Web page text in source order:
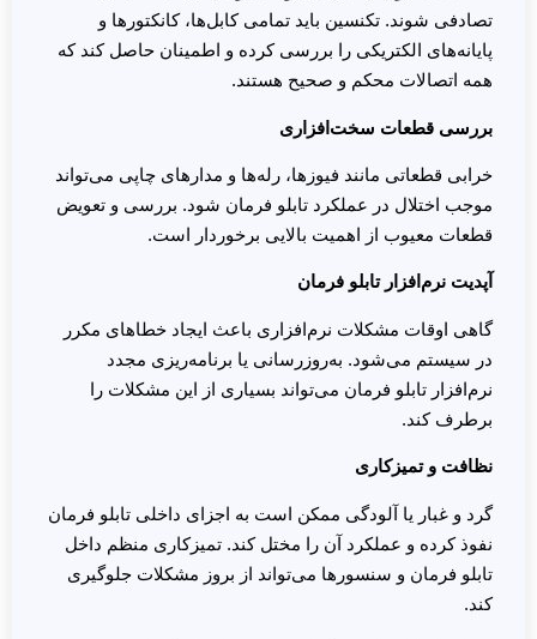
تصادفی شوند. تکنسین باید تمامی کابل‌ها، کانکتورها و
پایانه‌های الکتریکی را بررسی کرده و اطمینان حاصل کند که
همه اتصالات محکم و صحیح هستند.
بررسی قطعات سخت‌افزاری
خرابی قطعاتی مانند فیوزها، رله‌ها و مدارهای چاپی می‌تواند
موجب اختلال در عملکرد تابلو فرمان شود. بررسی و تعویض
قطعات معیوب از اهمیت بالایی برخوردار است.
آپدیت نرم‌افزار تابلو فرمان
گاهی اوقات مشکلات نرم‌افزاری باعث ایجاد خطاهای مکرر
در سیستم می‌شود. به‌روزرسانی یا برنامه‌ریزی مجدد
نرم‌افزار تابلو فرمان می‌تواند بسیاری از این مشکلات را
برطرف کند.
نظافت و تمیزکاری
گرد و غبار یا آلودگی ممکن است به اجزای داخلی تابلو فرمان
نفوذ کرده و عملکرد آن را مختل کند. تمیزکاری منظم داخل
تابلو فرمان و سنسورها می‌تواند از بروز مشکلات جلوگیری
کند.